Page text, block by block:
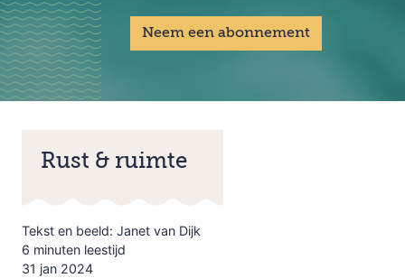
Neem een abonnement
Rust & ruimte
Tekst en beeld: Janet van Dijk
6 minuten leestijd
31 jan 2024